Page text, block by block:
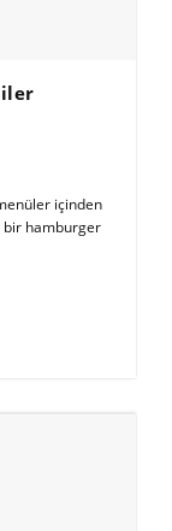
içinden
bir hamburger